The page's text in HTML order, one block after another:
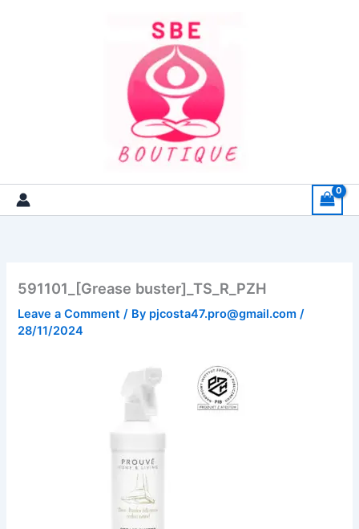
591101_[Grease buster]_TS_R_PZH
Leave a Comment / By pjcosta47.pro@gmail.com/
28/11/2024